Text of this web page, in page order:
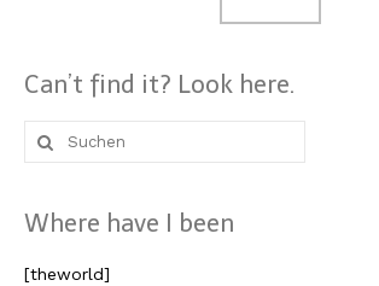
Can’t find it? Look here.
Suche
nach:
Where have I been
[theworld]